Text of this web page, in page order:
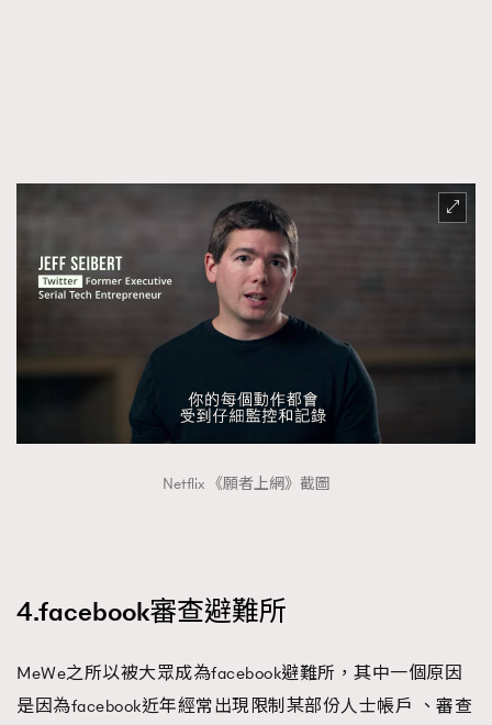
Netflix 《願者上網》截圖
4.facebook審查避難所
MeWe之所以被大眾成為facebook避難所，其中一個原因
是因為facebook近年經常出現限制某部份人士帳戶 、審查